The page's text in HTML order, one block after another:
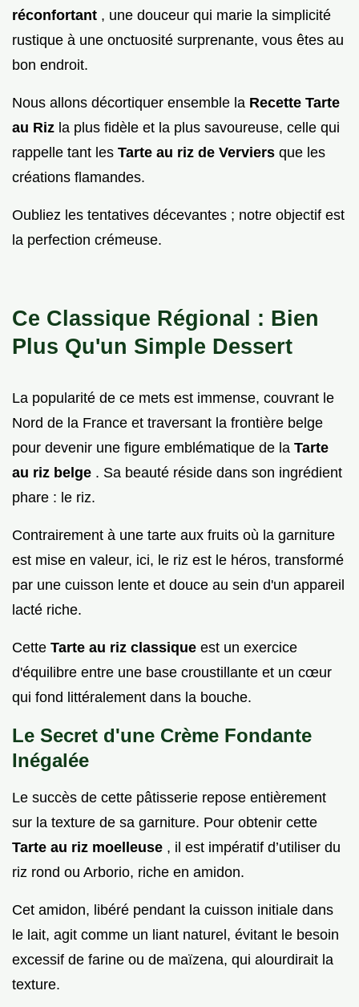
réconfortant , une douceur qui marie la simplicité
rustique à une onctuosité surprenante, vous êtes au
bon endroit.
Nous allons décortiquer ensemble la Recette Tarte
au Riz la plus fidèle et la plus savoureuse, celle qui
rappelle tant les Tarte au riz de Verviers que les
créations flamandes.
Oubliez les tentatives décevantes ; notre objectif est
la perfection crémeuse.
Ce Classique Régional : Bien
Plus Qu'un Simple Dessert
La popularité de ce mets est immense, couvrant le
Nord de la France et traversant la frontière belge
pour devenir une figure emblématique de la Tarte
au riz belge . Sa beauté réside dans son ingrédient
phare : le riz.
Contrairement à une tarte aux fruits où la garniture
est mise en valeur, ici, le riz est le héros, transformé
par une cuisson lente et douce au sein d'un appareil
lacté riche.
Cette Tarte au riz classique est un exercice
d'équilibre entre une base croustillante et un cœur
qui fond littéralement dans la bouche.
Le Secret d'une Crème Fondante
Inégalée
Le succès de cette pâtisserie repose entièrement
sur la texture de sa garniture. Pour obtenir cette
Tarte au riz moelleuse , il est impératif d’utiliser du
riz rond ou Arborio, riche en amidon.
Cet amidon, libéré pendant la cuisson initiale dans
le lait, agit comme un liant naturel, évitant le besoin
excessif de farine ou de maïzena, qui alourdirait la
texture.